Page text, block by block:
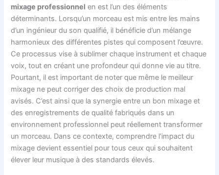
mixage professionnel en est l’un des éléments
déterminants. Lorsqu’un morceau est mis entre les mains
d’un ingénieur du son qualifié, il bénéficie d’un mélange
harmonieux des différentes pistes qui composent l’œuvre.
Ce processus vise à sublimer chaque instrument et chaque
voix, tout en créant une profondeur qui donne vie au titre.
Pourtant, il est important de noter que même le meilleur
mixage ne peut corriger des choix de production mal
avisés. C’est ainsi que la synergie entre un bon mixage et
des enregistrements de qualité fabriqués dans un
environnement professionnel peut réellement transformer
un morceau. Dans ce contexte, comprendre l’impact du
mixage devient essentiel pour tous ceux qui souhaitent
élever leur musique à des standards élevés.